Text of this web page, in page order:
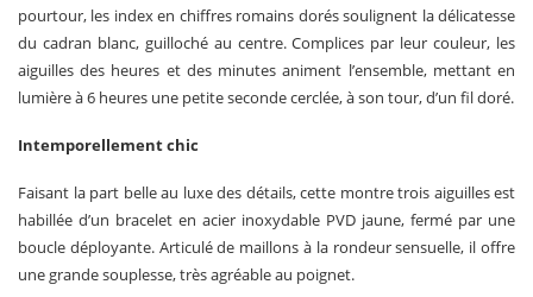
pourtour, les index en chiffres romains dorés soulignent la délicatesse
du cadran blanc, guilloché au centre. Complices par leur couleur, les
aiguilles des heures et des minutes animent l’ensemble, mettant en
lumière à 6 heures une petite seconde cerclée, à son tour, d’un fil doré.
Intemporellement chic
Faisant la part belle au luxe des détails, cette montre trois aiguilles est
habillée d’un bracelet en acier inoxydable PVD jaune, fermé par une
boucle déployante. Articulé de maillons à la rondeur sensuelle, il offre
une grande souplesse, très agréable au poignet.